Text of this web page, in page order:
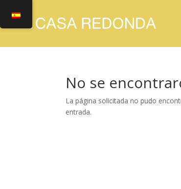
No se
La página solicitada no pudo
entrada.